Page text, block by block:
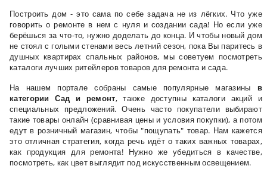
Построить дом - это сама по себе задача не из лёгких. Что уже
говорить о ремонте в нем с нуля и создании сада! Но если уже
берёшься за что-то, нужно доделать до конца. И чтобы новый дом
не стоял с голыми стенами весь летний сезон, пока Вы паритесь в
душных квартирах спальных районов, мы советуем посмотреть
каталоги лучших ритейлеров товаров для ремонта и сада.
На нашем портале собраны самые популярные магазины в
категории Сад и ремонт, также доступны каталоги акций и
специальных предложений. Очень часто покупатели выбирают
такие товары онлайн (сравнивая цены и условия покупки), а потом
едут в розничный магазин, чтобы "пощупать" товар. Нам кажется
это отличная стратегия, когда речь идёт о таких важных товарах,
как продукция для ремонта! Нужно же убедиться в качестве,
посмотреть, как цвет выглядит под искусственным освещением.